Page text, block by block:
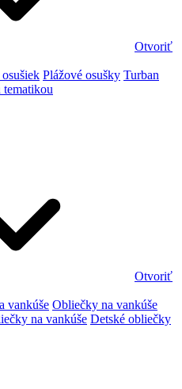
Otvoriť
Plážové osušky Turban
Otvoriť
vankúše Obliečky na vankúše
na vankúše Detské obliečky